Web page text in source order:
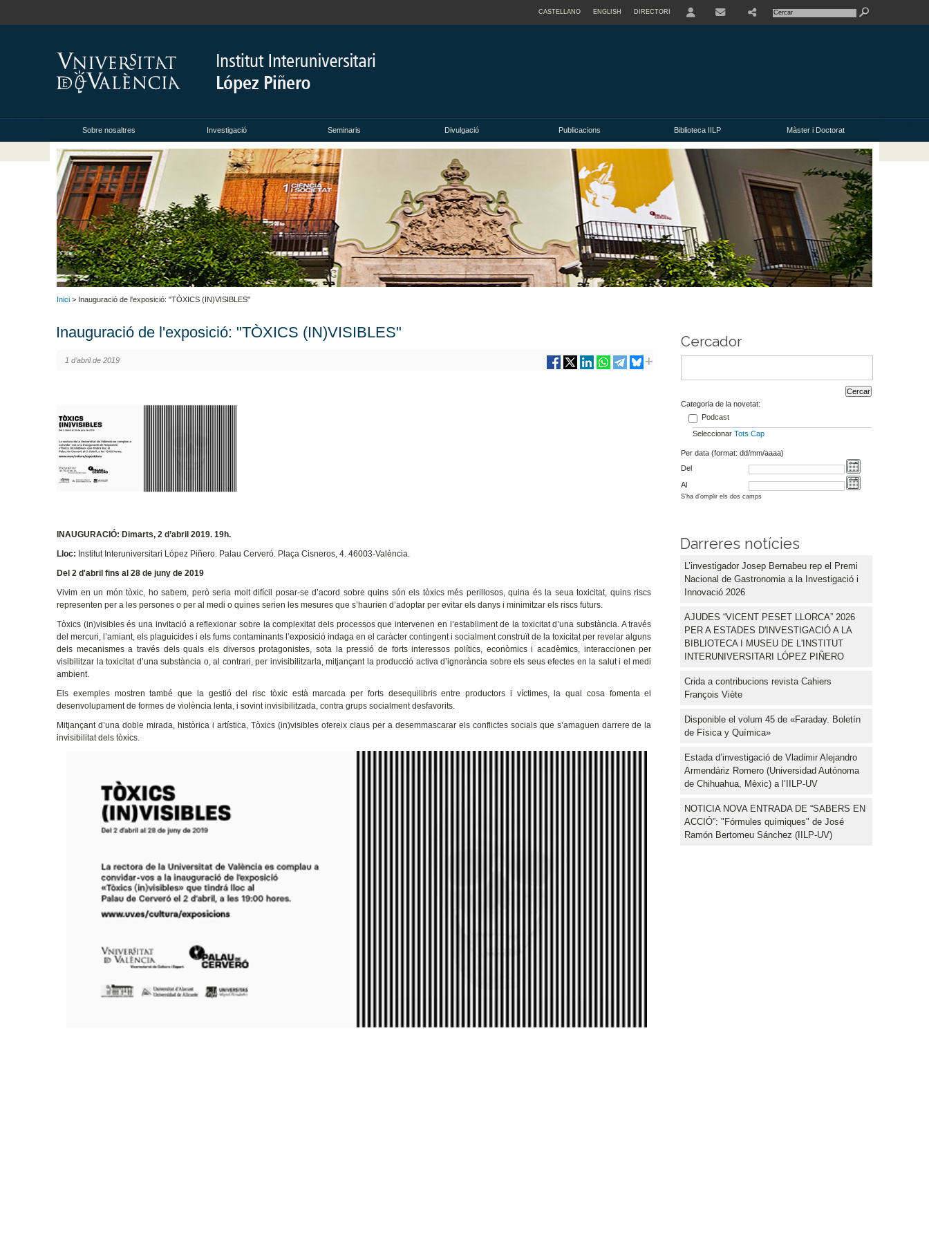
CASTELLANO ENGLISH DIRECTORI
Sobre nosaltres Investigació Seminaris Divulgació Publicacions Biblioteca IILP Màster i Doctorat
Inici > Inauguració de l'exposició: "TÒXICS (IN)VISIBLES"
Inauguració de l'exposició: "TÒXICS (IN)VISIBLES"
1 d’abril de 2019
INAUGURACIÓ: Dimarts, 2 d’abril 2019. 19h.
Lloc: Institut Interuniversitari López Piñero. Palau Cerveró. Plaça Cisneros, 4. 46003-València.
Del 2 d'abril fins al 28 de juny de 2019
Vivim en un món tòxic, ho sabem, però seria molt difícil posar-se d’acord sobre quins són els tòxics més perillosos, quina és la seua toxicitat, quins riscs
representen per a les persones o per al medi o quines serien les mesures que s’haurien d’adoptar per evitar els danys i minimitzar els riscs futurs.
Tòxics (in)visibles és una invitació a reflexionar sobre la complexitat dels processos que intervenen en l’establiment de la toxicitat d’una substància. A través
del mercuri, l’amiant, els plaguicides i els fums contaminants l’exposició indaga en el caràcter contingent i socialment construït de la toxicitat per revelar alguns
dels mecanismes a través dels quals els diversos protagonistes, sota la pressió de forts interessos polítics, econòmics i acadèmics, interaccionen per
visibilitzar la toxicitat d’una substància o, al contrari, per invisibilitzarla, mitjançant la producció activa d’ignorància sobre els seus efectes en la salut i el medi
ambient.
Els exemples mostren també que la gestió del risc tòxic està marcada per forts desequilibris entre productors i víctimes, la qual cosa fomenta el
desenvolupament de formes de violència lenta, i sovint invisibilitzada, contra grups socialment desfavorits.
Mitjançant d’una doble mirada, històrica i artística, Tòxics (in)visibles ofereix claus per a desemmascarar els conflictes socials que s’amaguen darrere de la
invisibilitat dels tòxics.
Cercador
Categoria de la novetat:
Podcast
Seleccionar Tots Cap
Per data (format: dd/mm/aaaa)
Del
Al
S'ha d'omplir els dos camps
Darreres notícies
L’investigador Josep Bernabeu rep el Premi
Nacional de Gastronomia a la Investigació i
Innovació 2026
AJUDES “VICENT PESET LLORCA” 2026
PER A ESTADES D'INVESTIGACIÓ A LA
BIBLIOTECA I MUSEU DE L'INSTITUT
INTERUNIVERSITARI LÓPEZ PIÑERO
Crida a contribucions revista Cahiers
François Viète
Disponible el volum 45 de «Faraday. Boletín
de Física y Química»
Estada d’investigació de Vladimir Alejandro
Armendáriz Romero (Universidad Autónoma
de Chihuahua, Mèxic) a l’IILP-UV
NOTICIA NOVA ENTRADA DE “SABERS EN
ACCIÓ”: "Fórmules químiques" de José
Ramón Bertomeu Sánchez (IILP-UV)